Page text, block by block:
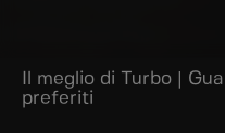
Il meglio di Turbo |
preferiti